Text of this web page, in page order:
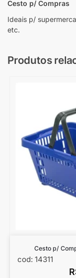
Cesto p/ Compras
Ideais p/
etc.
Produtos
Cesto p/
cod: 14311